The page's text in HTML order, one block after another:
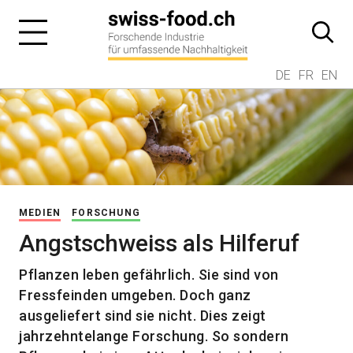
DE FR EN
MEDIEN FORSCHUNG
Angstschweiss als Hilferuf
Pflanzen leben gefährlich. Sie sind von
Fressfeinden umgeben. Doch ganz
ausgeliefert sind sie nicht. Dies zeigt
jahrzehntelange Forschung. So sondern